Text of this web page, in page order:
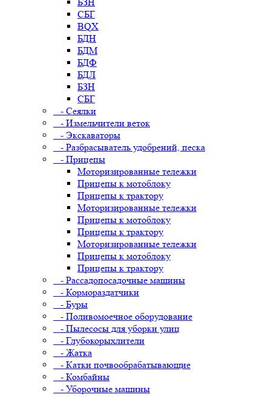
СБГ
BQX
БДН
БДМ
БДФ
БДЛ
БЗН
СБГ
- Сеялки
- Измельчители веток
- Экскаваторы
- Разбрасыватель удобрений, песка
- Прицепы
Моторизированные тележки
Прицепы к мотоблоку
Прицепы к трактору
Моторизированные тележки
Прицепы к мотоблоку
Прицепы к трактору
Моторизированные тележки
Прицепы к мотоблоку
Прицепы к трактору
- Рассадопосадочные машины
- Кормораздатчики
- Буры
- Поливомоечное оборудование
- Пылесосы для уборки улиц
- Глубокорыхлители
- Жатка
- Катки почвообрабатывающие
- Комбайны
- Уборочные машины